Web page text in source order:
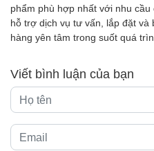
phẩm phù hợp nhất với nhu
hỗ trợ dịch vụ tư vấn, lắp đặt và
hàng yên tâm trong suốt quá
Viết bình luận của bạn